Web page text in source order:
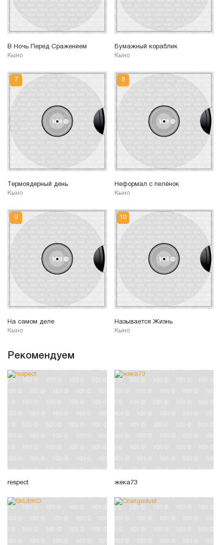
В Ночь Перед Сражением
Кыно
Бумажный кораблик
Кыно
Термоядерный день
Кыно
Неформал с пелёнок
Кыно
На самом деле
Кыно
Называется Жизнь
Кыно
Рекомендуем
respect жека73